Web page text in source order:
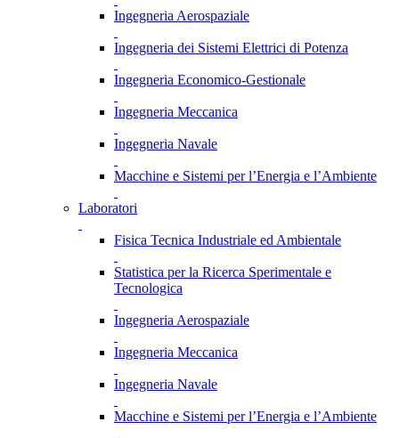
Ingegneria Aerospaziale
Ingegneria dei Sistemi Elettrici di Potenza
Ingegneria Economico-Gestionale
Ingegneria Meccanica
Ingegneria Navale
Macchine e Sistemi per l’Energia e l’Ambiente
Laboratori
Fisica Tecnica Industriale ed Ambientale
Statistica per la Ricerca Sperimentale e
Tecnologica
Ingegneria Aerospaziale
Ingegneria Meccanica
Ingegneria Navale
Macchine e Sistemi per l’Energia e l’Ambiente